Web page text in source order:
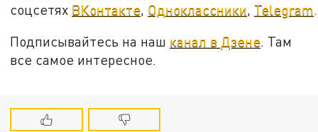
соцсетях ВКонтакте Одноклассники Telegram
Подписывайтесь на наш канал в Дзене. Там
все самое интересное.